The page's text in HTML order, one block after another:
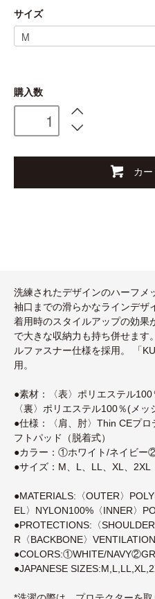
サイズ
購入数
カ
洗練されたデザインのハーフメ
袖口までの滑らかなラインデザ
着用時のスタイルアップの効果
で大きな収納力も持ち併せます
ルファスナー仕様を採用。 「
用。
●素材：〈表〉ポリエステル
〈裏〉ポリエステル100％(メッ
●仕様：〈肩、肘〉Thin CEプ
フトパッド（脱着式）
●カラー：①ホワイト/ネイビ
●サイズ：M、L、LL、XL、2XL
●MATERIALS:〈OUTER〉
EL〉NYLON100%〈INNER〉
●PROTECTIONS:〈
R〈BACKBONE〉
●COLORS:①WHITE/
●JAPANESE